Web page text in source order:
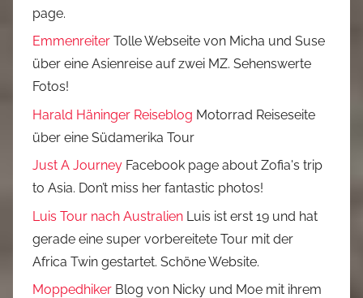
page.
Emmenreiter Tolle Webseite von Micha und Suse
über eine Asienreise auf zwei MZ. Sehenswerte
Fotos!
Harald Häninger Reiseblog Motorrad Reiseseite
über eine Südamerika Tour
Just A Journey Facebook page about Zofia's trip
to Asia. Don’t miss her fantastic photos!
Luis Tour nach Australien Luis ist erst 19 und hat
gerade eine super vorbereitete Tour mit der
Africa Twin gestartet. Schöne Website.
Moppedhiker Blog von Nicky und Moe mit ihrem